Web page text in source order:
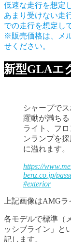
低速な走行を想定
あまり受けない走
での走行を想定し
※販売価格は、メ
せください。
新型GLAエ
シャープで
躍動が満ち
ライト、フ
ンランプを
に溢れます。
https://
benz.co.jp/
#exterior
上記画像はAMG
各モデルで標準（
ッシブライン」と
記します。